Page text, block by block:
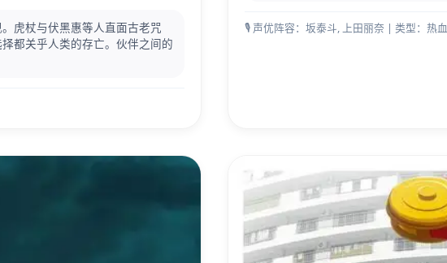
虎杖与伏黑惠等人直面古老咒
都关乎人类的存亡。伙伴之间的
🎙️ 声优阵容：坂泰斗, 上田丽奈 | 类型：热血